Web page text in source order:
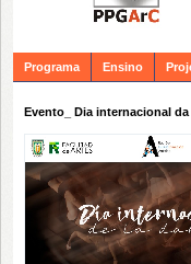
Programa Ensino
Evento_ Dia internacional da